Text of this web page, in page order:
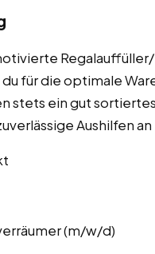
für die optimale
stets ein gut
Aushilfen
(m/w/d)